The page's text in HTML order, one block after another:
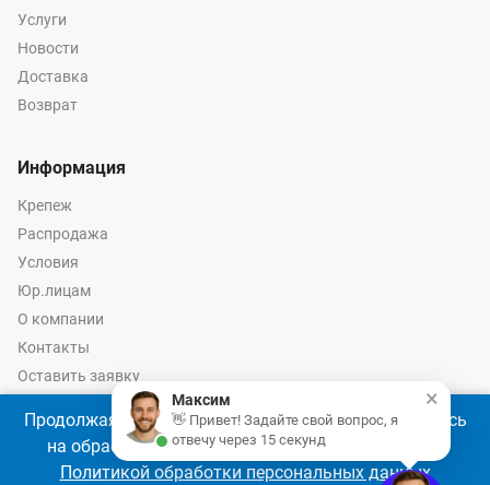
Услуги
Новости
Доставка
Возврат
Информация
Крепеж
Распродажа
Условия
Юр.лицам
О компании
Контакты
Оставить заявку
Калькулятор крепежа
Продолжая использовать наш сайт, Вы соглашаетесь
на обработку файлов cookie 🍪 в соответствии с
Политикой обработки персональных данных
×
Максим
👋 Привет! Задайте свой вопрос, я
отвечу через 15 секунд